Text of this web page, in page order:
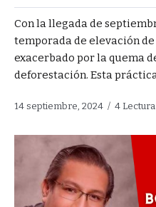
Con la llegada de
temporada de elevación
exacerbado por la quema
deforestación. Esta
14 septiembre, 2024 4 Lectura